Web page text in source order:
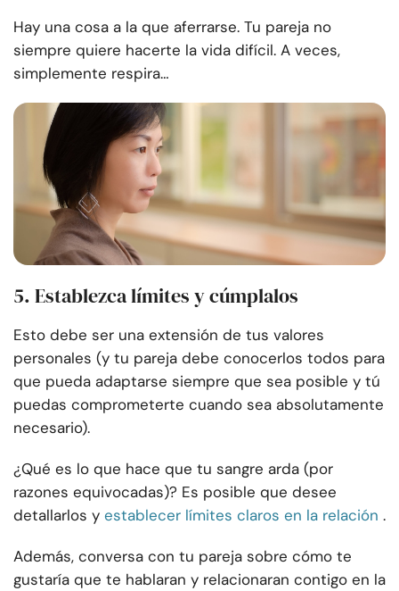
Hay una cosa a la que aferrarse. Tu pareja no
siempre quiere hacerte la vida difícil. A veces,
simplemente respira…
5. Establezca límites y cúmplalos
Esto debe ser una extensión de tus valores
personales (y tu pareja debe conocerlos todos para
que pueda adaptarse siempre que sea posible y tú
puedas comprometerte cuando sea absolutamente
necesario).
¿Qué es lo que hace que tu sangre arda (por
razones equivocadas)? Es posible que desee
detallarlos y establecer límites claros en la relación .
Además, conversa con tu pareja sobre cómo te
gustaría que te hablaran y relacionaran contigo en la